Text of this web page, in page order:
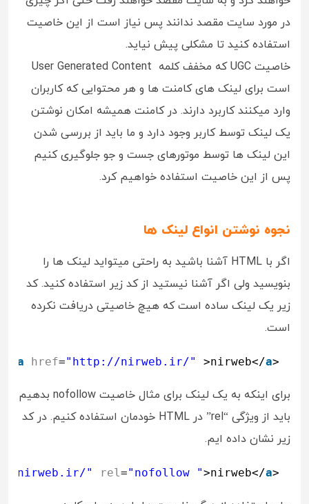
در مورد سایت مقصد ندانند پس نیاز است از این خاصیت
استفاده کنید تا مشکلی پیش نیاید.
خاصیت UGC که مخفف کلمه User Generated Content
است برای لینک های کامنت ها و هر محتوایی که کاربران
وارد میکنند کاربرد دارند. در کامنت همیشه امکان نوشتن
یک لینک توسط کاربر وجود دارد و ما باید از بررسی شدن
این لینک ها توسط موتورهای جست و جو جلوگیری کنیم
پس از این خاصیت استفاده خواهیم کرد.
نجوه نوشتن انواع لینک ها
اگر با HTML آشنا باشید به راحتی میتواید لینک ها را
بنویسید ولی اگر آشنا نیستید از کد زیر استفاده کنید. کد
زیر یک لینک ساده است که هیچ خاصیتی دریافت نکرده
است.
a href=" http://nirweb.ir/" >nirweb</a>
برای اینکه به یک لینک برای مثال خاصیت nofollow بدهیم
باید از ویژگی “rel” در HTML خودمان استفاده کنیم. در کد
زیر نشان داده ایم.
nirweb.ir/" rel="nofollow ">nirweb</a>